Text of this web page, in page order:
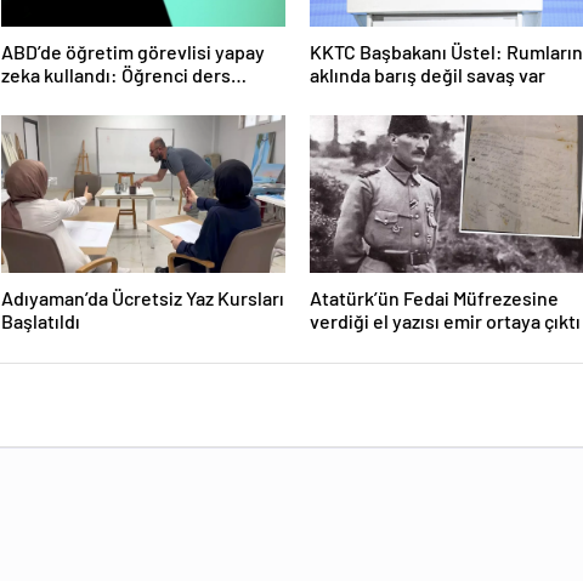
ABD’de öğretim görevlisi yapay
zeka kullandı: Öğrenci ders
KKTC Başbakanı Üstel: Rumların
aklında barış değil savaş var
Adıyaman’da Ücretsiz Yaz Kursları
Başlatıldı
Atatürk’ün Fedai Müfrezesine
verdiği el yazısı emir ortaya çıktı